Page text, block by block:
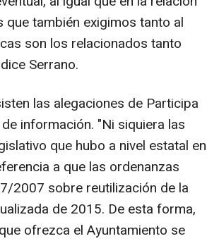
también exigimos tanto al
son los relacionados tanto
Serrano.
las alegaciones de Participa
información. "Ni siquiera las
que hubo a nivel estatal en
a que las ordenanzas
2007 sobre reutilización de la
de 2015. De esta forma,
ofrezca el Ayuntamiento se